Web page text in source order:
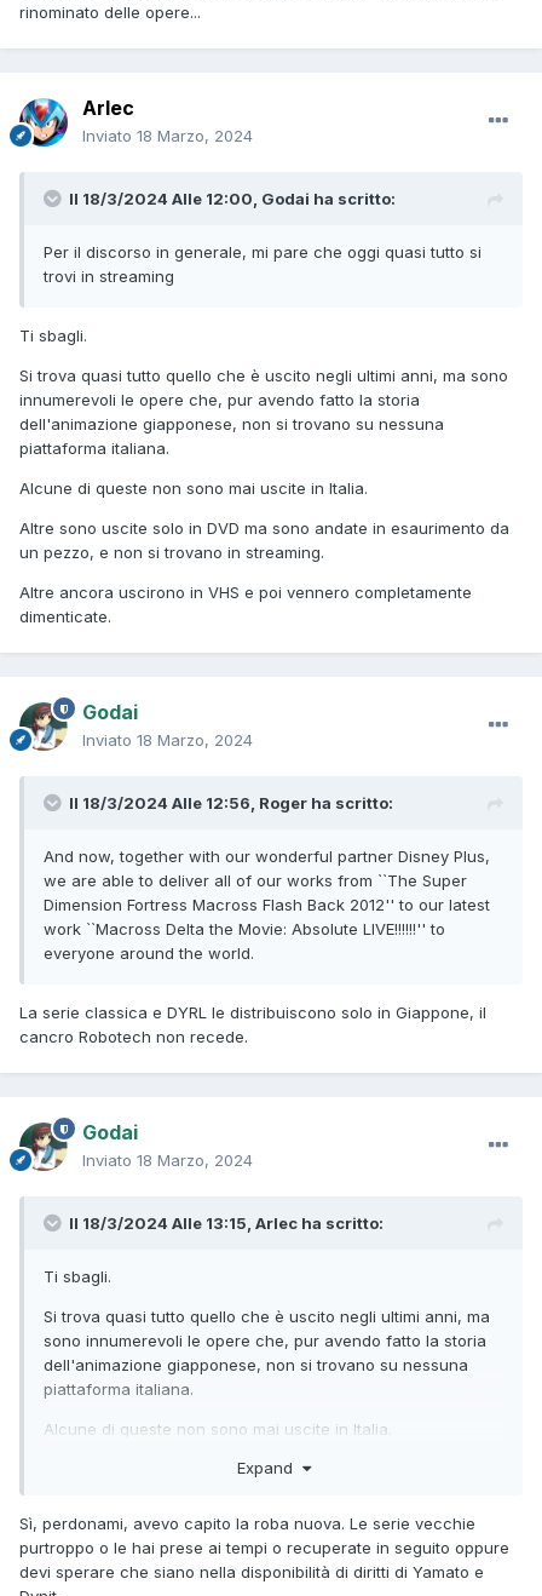
rinominato delle opere...
Arlec
Inviato 18 Marzo, 2024
Il 18/3/2024 Alle 12:00, Godai ha scritto:
Per il discorso in generale, mi pare che oggi quasi tutto si
trovi in streaming
Ti sbagli.
Si trova quasi tutto quello che è uscito negli ultimi anni, ma sono
innumerevoli le opere che, pur avendo fatto la storia
dell'animazione giapponese, non si trovano su nessuna
piattaforma italiana.
Alcune di queste non sono mai uscite in Italia.
Altre sono uscite solo in DVD ma sono andate in esaurimento da
un pezzo, e non si trovano in streaming.
Altre ancora uscirono in VHS e poi vennero completamente
dimenticate.
Godai
Inviato 18 Marzo, 2024
Il 18/3/2024 Alle 12:56, Roger ha scritto:
And now, together with our wonderful partner Disney Plus,
we are able to deliver all of our works from ``The Super
Dimension Fortress Macross Flash Back 2012'' to our latest
work ``Macross Delta the Movie: Absolute LIVE!!!!!!'' to
everyone around the world.
La serie classica e DYRL le distribuiscono solo in Giappone, il
cancro Robotech non recede.
Godai
Inviato 18 Marzo, 2024
Il 18/3/2024 Alle 13:15, Arlec ha scritto:
Ti sbagli.
Si trova quasi tutto quello che è uscito negli ultimi anni, ma
sono innumerevoli le opere che, pur avendo fatto la storia
dell'animazione giapponese, non si trovano su nessuna
piattaforma italiana.
Alcune di queste non sono mai uscite in Italia.
Altre sono uscite solo in DVD ma sono andate in
Altre ancora uscirono in VHS e poi vennero completamente
dimenticate.
Expand
Sì, perdonami, avevo capito la roba nuova. Le serie vecchie
purtroppo o le hai prese ai tempi o recuperate in seguito oppure
devi sperare che siano nella disponibilità di diritti di Yamato e